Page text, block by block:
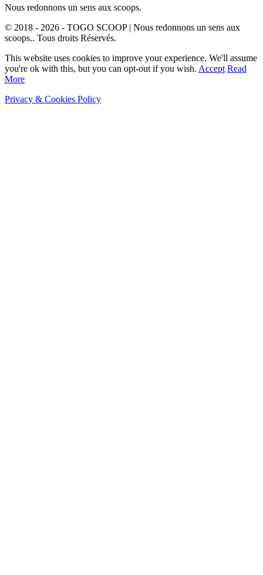
Nous redonnons un sens aux scoops.
© 2018 - 2026 - TOGO SCOOP | Nous redonnons un sens aux
scoops.. Tous droits Réservés.
This website uses cookies to improve your experience. We'll assume
you're ok with this, but you can opt-out if you wish. Accept Read
More
Privacy & Cookies Policy